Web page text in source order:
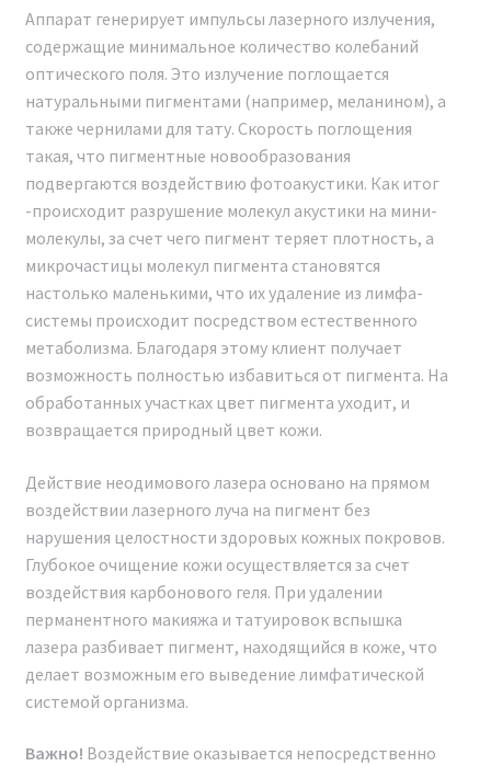
Наши сертификаты и документы
ОБУЧЕНИЕ РАБОТЕ НА
АППАРАТЕ Неодимовый
лазер для удаления тату и
карбонового пилинга Nd:
YAG Y8 ( LA15 ) Новинка 2024
г.
При приобретении аппарата мы предоставляем
техническое обучение. Это позволит вам освоить
работу с аппаратом и сразу же приступить к
Аппарат генерирует импульсы лазерного излучения,
содержащие минимальное количество колебаний
оптического поля. Это излучение поглощается
натуральными пигментами (например, меланином), а
также чернилами для тату. Скорость поглощения
такая, что пигментные новообразования
подвергаются воздействию фотоакустики. Как итог
-происходит разрушение молекул акустики на мини-
молекулы, за счет чего пигмент теряет плотность, а
микрочастицы молекул пигмента становятся
настолько маленькими, что их удаление из лимфа-
системы происходит посредством естественного
метаболизма. Благодаря этому клиент получает
возможность полностью избавиться от пигмента. На
обработанных участках цвет пигмента уходит, и
возвращается природный цвет кожи.
Действие неодимового лазера основано на прямом
воздействии лазерного луча на пигмент без
нарушения целостности здоровых кожных покровов.
Глубокое очищение кожи осуществляется за счет
воздействия карбонового геля. При удалении
перманентного макияжа и татуировок вспышка
лазера разбивает пигмент, находящийся в коже, что
делает возможным его выведение лимфатической
системой организма.
Важно! Воздействие оказывается непосредственно